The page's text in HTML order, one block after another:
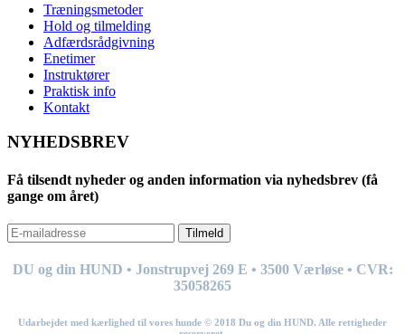
Træningsmetoder
Hold og tilmelding
Adfærdsrådgivning
Enetimer
Instruktører
Praktisk info
Kontakt
NYHEDSBREV
Få tilsendt nyheder og anden information via nyhedsbrev (få
gange om året)
Tilmeld
DU og din HUND • Jonstrupvej 269 E • 3500 Værløse • CVR:
35058265
Udarbejdet med kærlighed til vores hunde © 201 8 Du og din HUND. Alle rettigheder